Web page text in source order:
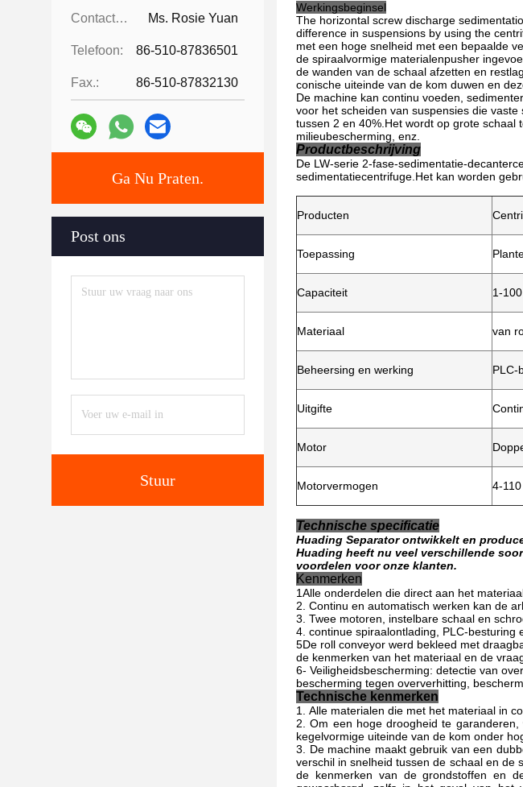
Contactpersonen: Ms. Rosie Yuan
Telefoon: 86-510-87836501
Fax.: 86-510-87832130
Ga Nu Praten.
Post ons
Stuur
Werkingsbeginsel
The horizontal screw discharge
difference in suspensions by using the
met een hoge snelheid met een bepaalde
de spiraalvormige materialenpusher
de wanden van de schaal afzetten en
conische uiteinde van de kom duwen en
De machine kan continu voeden,
voor het scheiden van suspensies die
tussen 2 en 40%.Het wordt op grote schaal
milieubescherming, enz.
Productbeschrijving
De LW-serie 2-fase-sedimentatie-
sedimentatiecentrifuge.Het kan worden
Producten
Toepassing
Capaciteit 1-
Materiaal van
Beheersing en werking PLC-
Uitgifte
Motor
Motorvermogen 4-
Technische specificatie
Huading Separator ontwikkelt en
Huading heeft nu veel verschillende
voordelen voor onze klanten.
Kenmerken
1Alle onderdelen die direct aan het
2. Continu en automatisch werken kan de
3. Twee motoren, instelbare schaal en
4. continue spiraalontlading, PLC-besturing
5De roll conveyor werd bekleed met
de kenmerken van het materiaal en de
6- Veiligheidsbescherming: detectie van
bescherming tegen oververhitting,
Technische kenmerken
Alle materialen die met het materiaal in
Om een hoge droogheid te
kegelvormige uiteinde van de kom onder
De machine maakt gebruik van een
verschil in snelheid tussen de schaal en de
de kenmerken van de grondstoffen en